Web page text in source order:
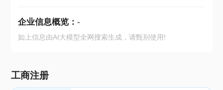
企业信息概览： -
如上信息由AI大模型全网搜索生成，请甄别使用!
工商注册